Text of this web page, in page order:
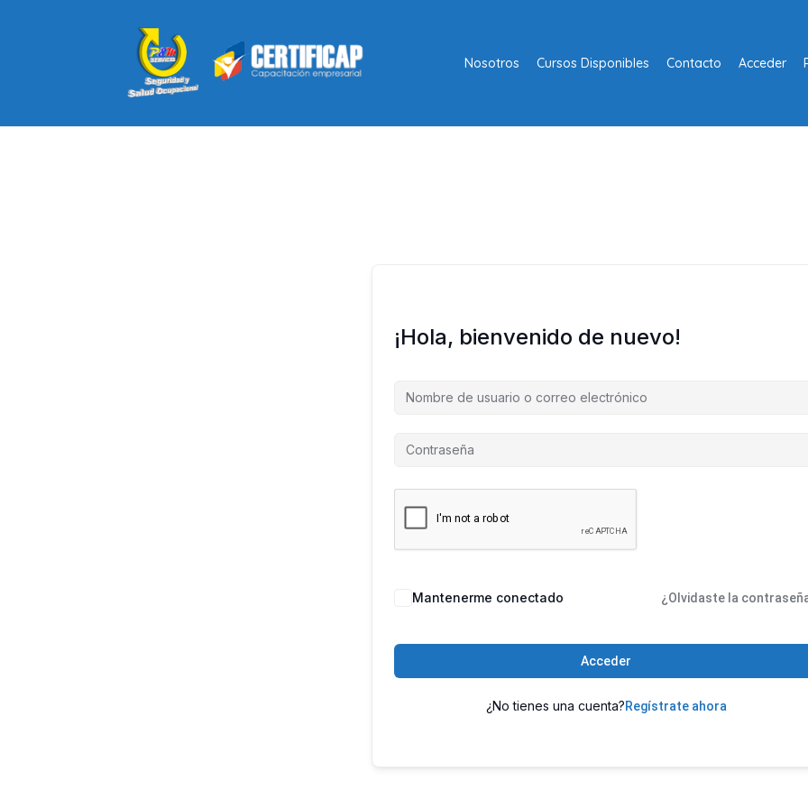
Nosotros Cursos Disponibles Contacto Acceder
¡Hola, bienvenido de nuevo!
Mantenerme conectado ¿Olvidaste la
Acceder
¿No tienes una cuenta?Regístrate ahora